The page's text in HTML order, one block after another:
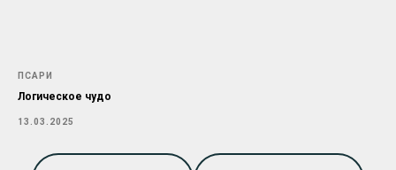
ПСАРИ
Логическое чудо
13.03.2025